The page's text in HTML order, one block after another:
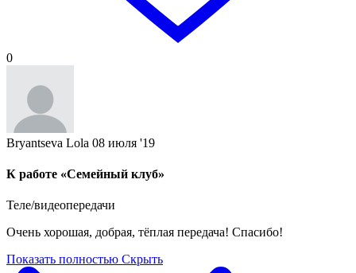
0
Bryantseva Lola 08 июля '19
К работе «Семейный клуб»
Теле/видеопередачи
Очень хорошая, добрая, тёплая передача! Спасибо!
Показать полностью Скрыть